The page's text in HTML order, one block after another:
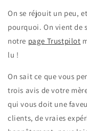
On se réjouit un peu,
pourquoi. On vient de
notre page Trustpilot
lu !
On sait ce que vous
trois avis de votre
qui vous doit une
clients, de vraies